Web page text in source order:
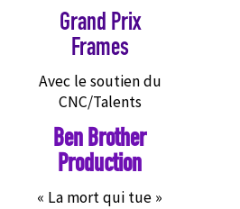
Grand Prix
Frames
Avec le soutien du
CNC/Talents
Ben Brother
Production
« La mort qui tue »